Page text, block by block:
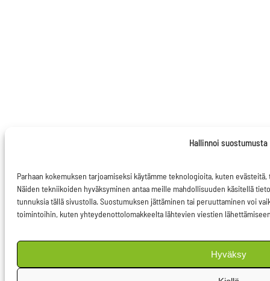
Hallinnoi suostumusta
Parhaan kokemuksen tarjoamiseksi käytämme teknologioita, kuten
Näiden tekniikoiden hyväksyminen antaa meille mahdollisuuden käsitellä
tunnuksia tällä sivustolla. Suostumuksen jättäminen tai peruuttaminen voi
toimintoihin, kuten yhteydenottolomakkeelta lähtevien viestien
Hyväksy